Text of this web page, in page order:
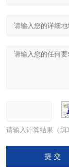
请输入计算结果（